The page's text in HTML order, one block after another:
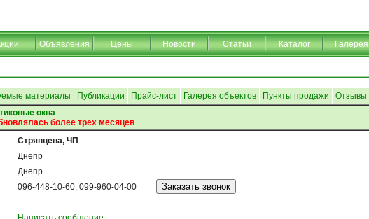
Объявления Цены Новости Статьи Каталог Галерея
материалы Публикации Прайс-лист Галерея объектов Пункты продажи
Отзывы
окна
более трех месяцев
Стряпцева, ЧП
Днепр
Днепр
096-448-10-60; 099-960-04-00